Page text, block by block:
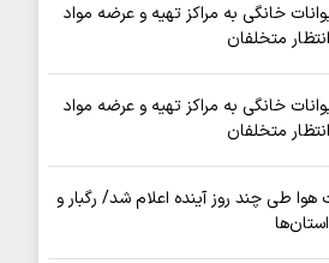
خانگی به مراکز تهیه و عرضه مواد
متخلفان
خانگی به مراکز تهیه و عرضه مواد
متخلفان
طی چند روز آینده اعلام شد/ رگبار و